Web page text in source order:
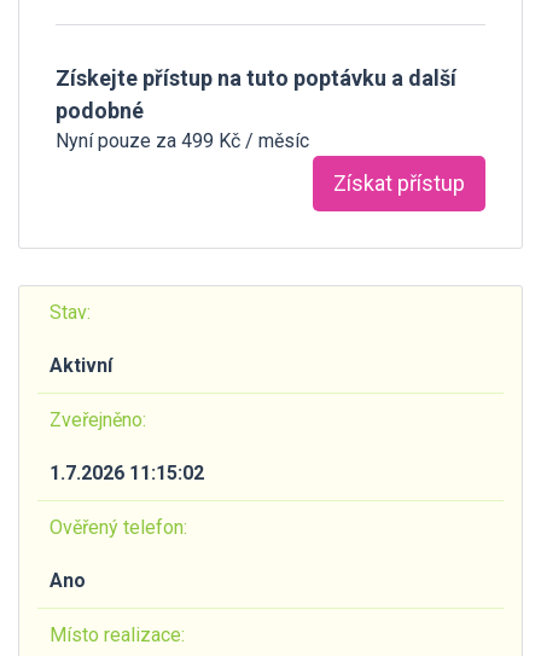
Získejte přístup na tuto poptávku a další
podobné
Nyní pouze za 499 Kč / měsíc
Získat přístup
Stav:
Aktivní
Zveřejněno:
1.7.2026 11:15:02
Ověřený telefon:
Ano
Místo realizace: